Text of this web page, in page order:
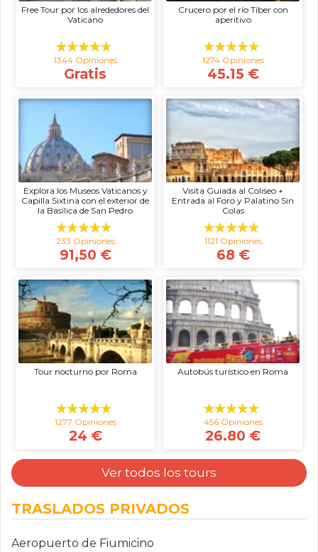
Free Tour por los alrededores del
Vaticano
1344 Opiniones
Gratis
Crucero por el río Tíber con
aperitivo
1274 Opiniones
45.15 €
Explora los Museos Vaticanos y
Capilla Sixtina con el exterior de
la Basílica de San Pedro
233 Opiniones
91,50 €
Visita Guiada al Coliseo +
Entrada al Foro y Palatino Sin
Colas
1121 Opiniones
68 €
Tour nocturno por Roma
1277 Opiniones
24 €
Autobús turístico en Roma
456 Opiniones
26.80 €
Ver todos los tours
TRASLADOS PRIVADOS
Aeropuerto de Fiumicino